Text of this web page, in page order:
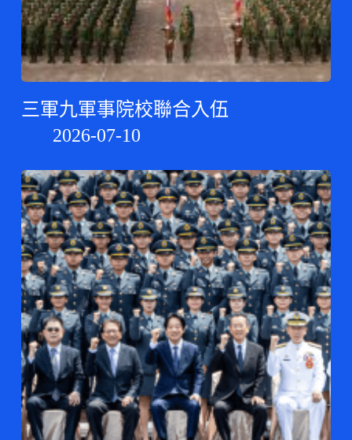
三軍九軍事院校聯合入伍
2026-07-10